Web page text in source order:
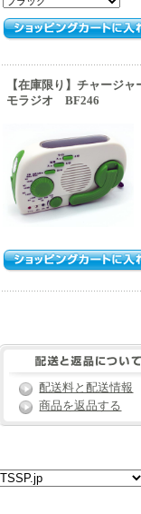
【在庫限り】チャージ
モラジオ BF246
配送料と配送情報
商品を返品する